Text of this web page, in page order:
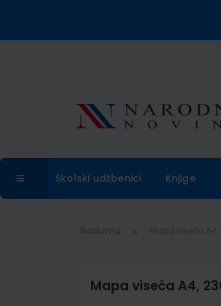
Školski udžbenici Knjige
Naslovna
Mapa viseća A4,